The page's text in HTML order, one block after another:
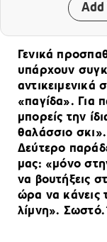
Add
Γενικά
υπάρχουν
αντικειμενικά
«παγίδα». Για
μπορείς την
θαλάσσιο
Δεύτερο
μας: «μόνο
να βουτήξεις
ώρα να κάνεις
λίμνη».